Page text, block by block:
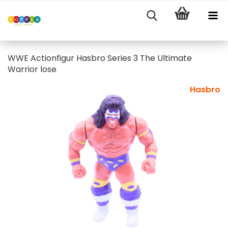
WWE Actionfigur Hasbro Series 3 The Ultimate
Warrior lose
Hasbro